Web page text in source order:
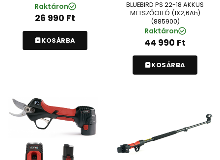
Raktáron
26 990 Ft
KOSÁRBA
BLUEBIRD PS 22-18 AKKUS
METSZŐOLLÓ (1X2,6Ah)
(885900)
Raktáron
44 990 Ft
KOSÁRBA